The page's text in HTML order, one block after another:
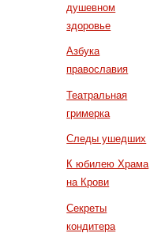
душевном
здоровье
Азбука
православия
Театральная
гримерка
Следы ушедших
К юбилею Храма
на Крови
Секреты
кондитера